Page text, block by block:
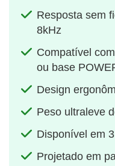
Resposta sem
8kHz
Compatível
ou base
Design
Peso ultraleve
Disponível em
Projetado em